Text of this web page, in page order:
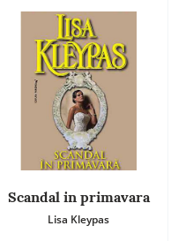
Scandal in primavara
Lisa Kleypas